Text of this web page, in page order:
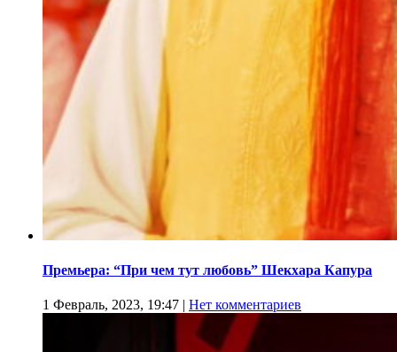
Премьера: “При чем тут любовь” Шекхара Капура
1 Февраль, 2023, 19:47 | Нет комментариев